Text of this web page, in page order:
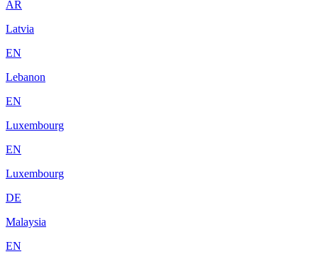
AR
Latvia
EN
Lebanon
EN
Luxembourg
EN
Luxembourg
DE
Malaysia
EN